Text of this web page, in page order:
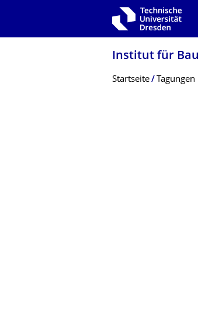
Zur Hauptnavigation springen
Institut für
Breadcrumb-Menü
Startseite